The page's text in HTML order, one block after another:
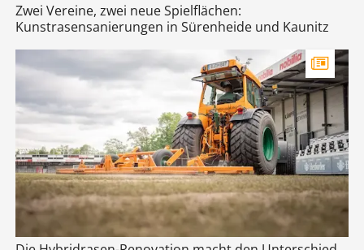
Zwei Vereine, zwei neue Spielflächen:
Kunstrasensanierungen in Sürenheide und Kaunitz